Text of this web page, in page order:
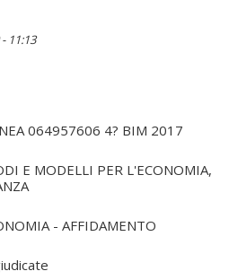
11:13
064957606 4? BIM 2017
E MODELLI PER L'ECONOMIA,
- AFFIDAMENTO